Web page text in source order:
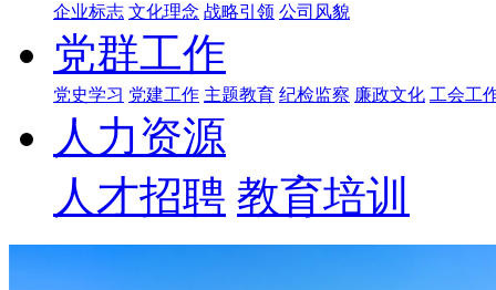
企业标志 文化理念 战略引领 公司风貌
党群工作
党史学习 党建工作 主题教育 纪检监察 廉政文化 工会工
人力资源
人才招聘 教育培训